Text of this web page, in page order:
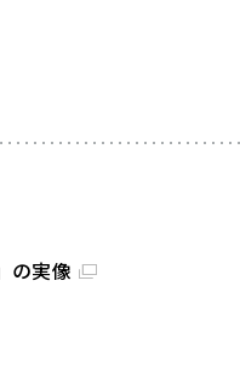
の実像